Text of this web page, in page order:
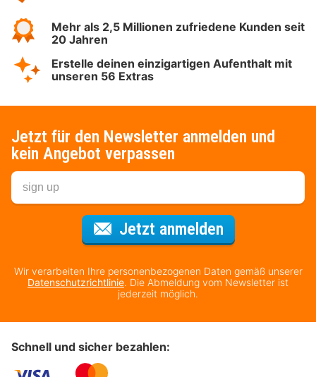
Mehr als 2,5 Millionen zufriedene Kunden seit
20 Jahren
Erstelle deinen einzigartigen Aufenthalt mit
unseren 56 Extras
Jetzt für den Newsletter anmelden und
kein Angebot verpassen
Jetzt anmeldenFür den
Wir verarbeiten Ihre personenbezogenen Daten gemäß unserer
Datenschutzrichtlinie. Die Abmeldung vom Newsletter ist
jederzeit möglich.
Schnell und sicher bezahlen: